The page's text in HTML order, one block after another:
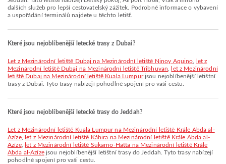
dalších služeb pro lepší cestovatelský zážitek. Podrobné informace o vybavení
a uspořádání terminálů najdete u těchto letišť.
Které jsou nejoblíbenější letecké trasy z Dubai?
let z Mezinárodní letiště Dubaj na Mezinárodní letiště Ninoy Aquino
let z
Mezinárodní letiště Dubaj na Mezinárodní letiště Tribhuvan
let z Mezinárodní
letiště Dubaj na Mezinárodní letiště Kuala Lumpurjsou nejoblíbenější letištní
trasy z Dubai. Tyto trasy nabízejí pohodlné spojení pro vaši cestu.
Které jsou nejoblíbenější letecké trasy do Jeddah?
let z Mezinárodní letiště Kuala Lumpur na Mezinárodní letiště Krále Abda al-
Azíze,
let z Mezinárodní letiště Káhira na Mezinárodní letiště Krále Abda al-
Azíze,
let z Mezinárodní letiště Sukarno-Hatta na Mezinárodní letiště Krále
Abda al-Azízejsou nejoblíbenější letištní trasy do Jeddah. Tyto trasy nabízejí
pohodlné spojení pro vaši cestu.